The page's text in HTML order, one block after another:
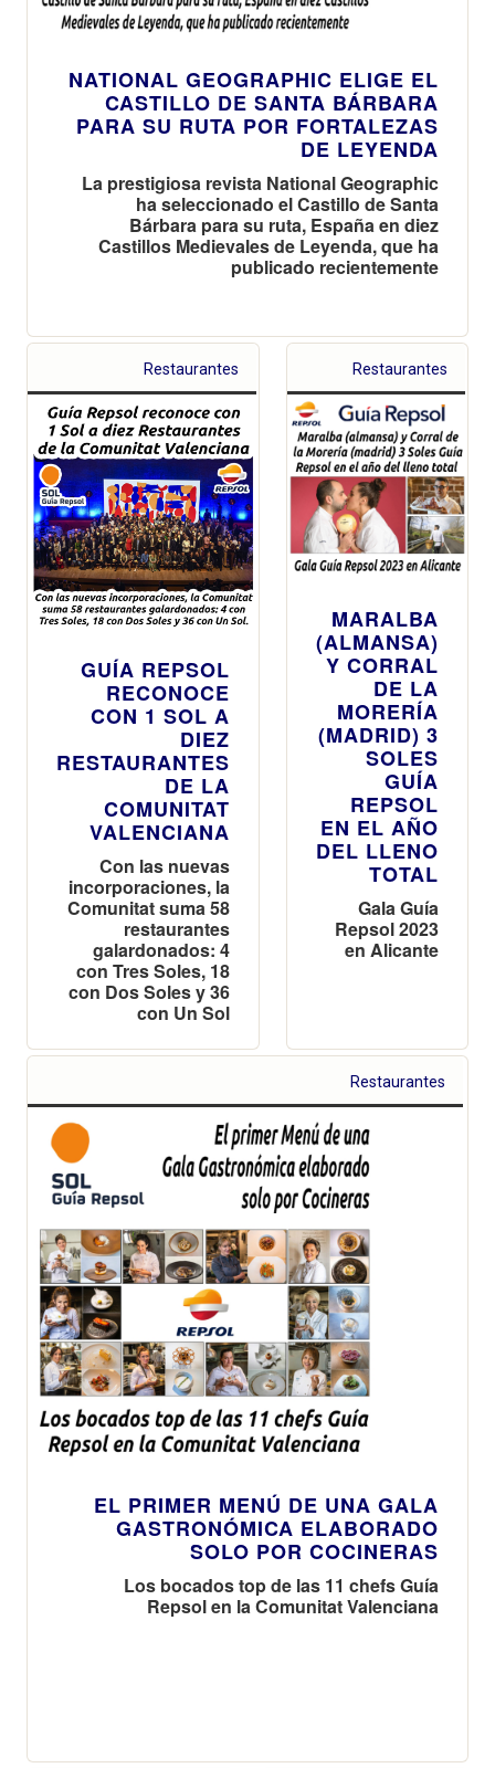
NATIONAL GEOGRAPHIC ELIGE EL
CASTILLO DE SANTA BÁRBARA
PARA SU RUTA POR FORTALEZAS
DE LEYENDA
La prestigiosa revista National Geographic
ha seleccionado el Castillo de Santa
Bárbara para su ruta, España en diez
Castillos Medievales de Leyenda, que ha
publicado recientemente
Restaurantes
GUÍA REPSOL
RECONOCE
CON 1 SOL A
DIEZ
RESTAURANTES
DE LA
COMUNITAT
VALENCIANA
Con las nuevas
incorporaciones, la
Comunitat suma 58
restaurantes
galardonados: 4
con Tres Soles, 18
con Dos Soles y 36
con Un Sol
Restaurantes
MARALBA
(ALMANSA)
Y CORRAL
DE LA
MORERÍA
(MADRID) 3
SOLES
GUÍA
REPSOL
EN EL AÑO
DEL LLENO
TOTAL
Gala Guía
Repsol 2023
en Alicante
Restaurantes
EL PRIMER MENÚ DE UNA GALA
GASTRONÓMICA ELABORADO
SOLO POR COCINERAS
Los bocados top de las 11 chefs Guía
Repsol en la Comunitat Valenciana